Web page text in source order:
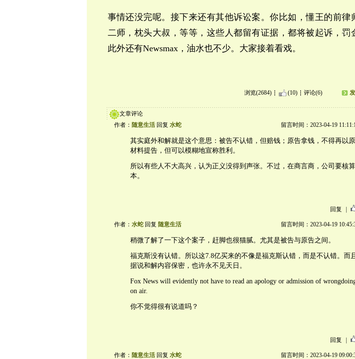
事情还没完呢。接下来还有其他诉讼案。你比如，懂王的前律
二师，枕头大叔，等等，这些人都留有证据，都将被起诉，罚
此外还有Newsmax，油水也不少。大家接着看戏。
浏览(2684) (10) 评论(6)
文章评论
作者： 随意生活回复 水蛇 留言时间：2023-04-19
其实庭外和解就是这个意思：被告不认错，但赔钱；原告拿钱，不得再以
材料提告，但可以模糊地宣称胜利。
所以有些人不大高兴，认为正义没得到声张。不过，在商言商，公司要核
本。
回复
作者： 水蛇回复 随意生活 留言时间：2023-04-19
稍微了解了一下这个案子，赶脚也很猫腻。尤其是被告与原告之间。
福克斯没有认错。所以这7.8亿买来的不像是福克斯认错，而是不认错。而且
据说和解内容保密，也许永不见天日。
Fox News will evidently not have to read an apology or admission of
on air.
你不觉得很有说道吗？
回复
作者： 随意生活回复 水蛇 留言时间：2023-04-19